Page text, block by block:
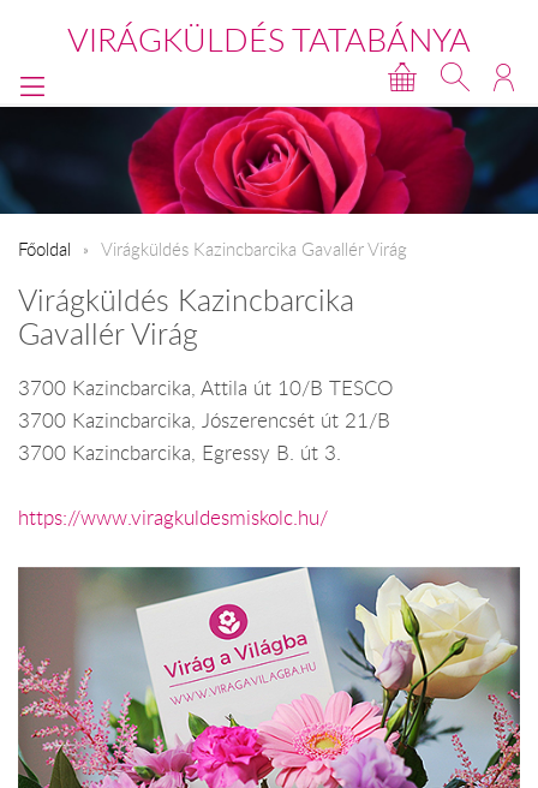
VIRÁGKÜLDÉS TATABÁNYA
Főoldal Virágküldés Kazincbarcika Gavallér Virág
Virágküldés Kazincbarcika
Gavallér Virág
3700 Kazincbarcika, Attila út 10/B TESCO
3700 Kazincbarcika, Jószerencsét út 21/B
3700 Kazincbarcika, Egressy B. út 3.
https://www.viragkuldesmiskolc.hu/